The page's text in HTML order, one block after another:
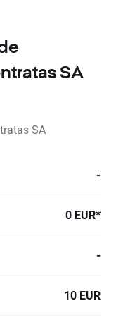
SA
SA
-
0 EUR*
-
10 EUR